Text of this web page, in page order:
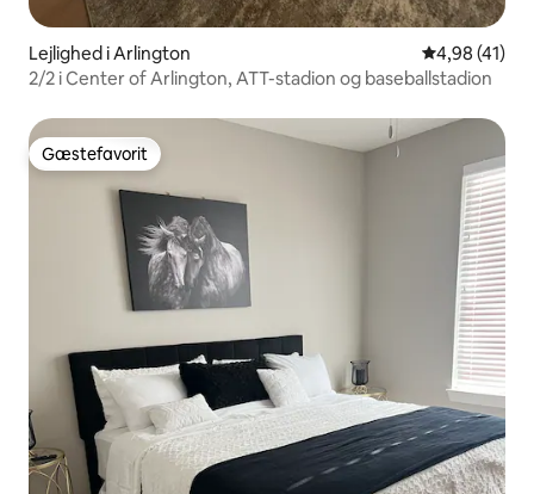
Lejlighed i Arlington 4,98 ud af 5
4,98 (41)
2/2 i Center of Arlington, ATT-stadion og baseballstadion
Gæstefavorit
Gæstefavorit